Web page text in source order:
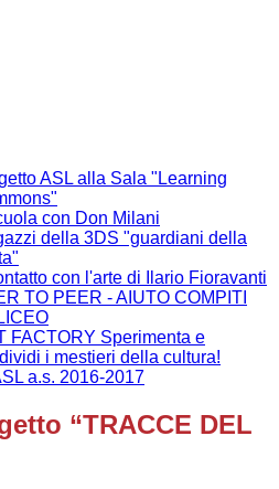
ASL alla Sala "Learning
con Don Milani
della 3DS "guardiani della
con l'arte di Ilario Fioravanti
TO PEER - AIUTO COMPITI
FACTORY Sperimenta e
i mestieri della cultura!
a.s. 2016-2017
“TRACCE DEL